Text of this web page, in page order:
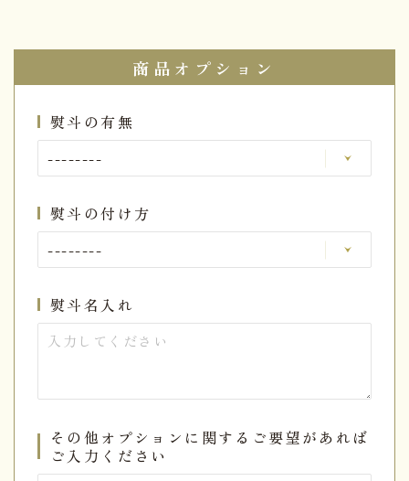
商品オプション
熨斗の有無
熨斗の付け方
熨斗名入れ
その他オプションに関するご要望があれば
ご入力ください